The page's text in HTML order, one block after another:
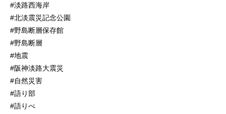
#淡路西海岸
#北淡震災記念公園
#野島断層保存館
#野島断層
#地震
#阪神淡路大震災
#自然災害
#語り部
#語りべ